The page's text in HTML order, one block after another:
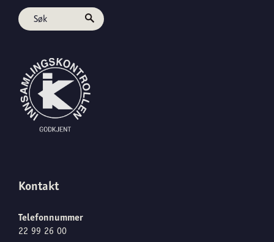
Kontakt
Telefonnummer
22 99 26 00